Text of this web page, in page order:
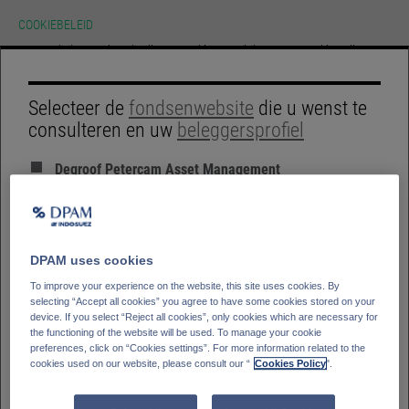
COOKIEBELEID
Deze website maakt gebruik van cookies.Raadpleeg onze cookie policy voor
uw instellingen aan te passen gaan we er van uit dat u toestemming geeft
voor het gebruik van cookies zoals bepaald in onze cookie policy.
ACCEPT
Selecteer de fondsenwebsite die u wenst te
consulteren en uw beleggersprofiel
Degroof Petercam Asset Management
Degroof Petercam Asset Management
Retail belegger
Private Banking cliënt
Selecteer uwland van residentie
België
Italië
Frankrijk
HOME
ACTIVE.
RESEARCH.
OVERZICHT RENDEMENTEN
DPAM uses cookies
To improve your experience on the website, this site uses cookies. By
selecting “Accept all cookies” you agree to have some cookies stored on your
device. If you select “Reject all cookies”, only cookies which are necessary for
the functioning of the website will be used. To manage your cookie
preferences, click on “Cookies settings”. For more information related to the
cookies used on our website, please consult our “ Cookies Policy".